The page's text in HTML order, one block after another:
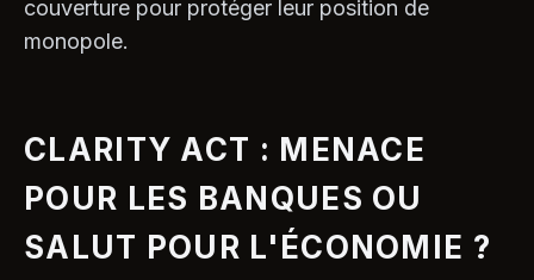
couverture pour protéger leur position de
monopole.
CLARITY ACT : MENACE
POUR LES BANQUES OU
SALUT POUR L'ÉCONOMIE ?